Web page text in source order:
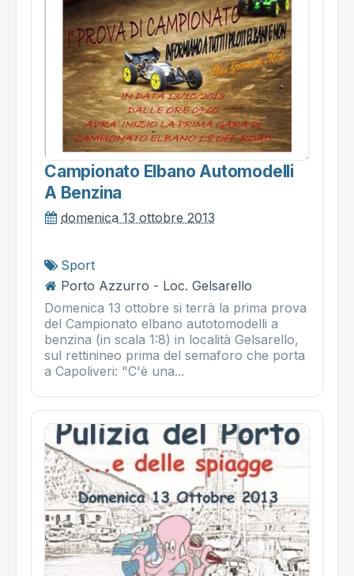
Campionato Elbano Automodelli
A Benzina
domenica 13 ottobre 2013
Sport
Porto Azzurro - Loc. Gelsarello
Domenica 13 ottobre si terrà la prima prova
del Campionato elbano autotomodelli a
benzina (in scala 1:8) in località Gelsarello,
sul rettinineo prima del semaforo che porta
a Capoliveri: "C'è una...